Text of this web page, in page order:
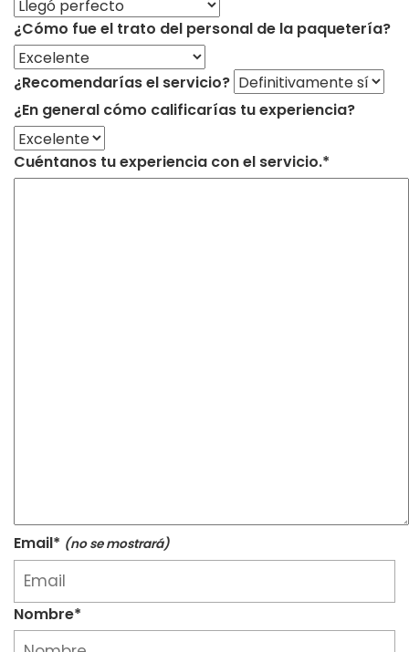
¿Cómo fue el trato del personal de la paquetería?
¿Recomendarías el servicio?
¿En general cómo calificarías tu experiencia?
Cuéntanos tu experiencia con el servicio.*
Email* (no se mostrará)
Nombre*